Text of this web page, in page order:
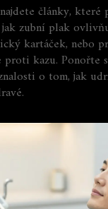
články,
zubní plak
kartáček, nebo
kazu. Ponořte
o tom, jak